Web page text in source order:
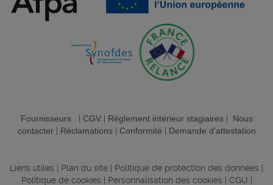
Fournisseurs| CGV| Règlement intérieur stagiaires| Nous
contacter| Réclamations| Conformité Demande d'attestation
Liens utiles Plan du site Politique de protection des données
Politique de cookies
Personnalisation des cookies CGU